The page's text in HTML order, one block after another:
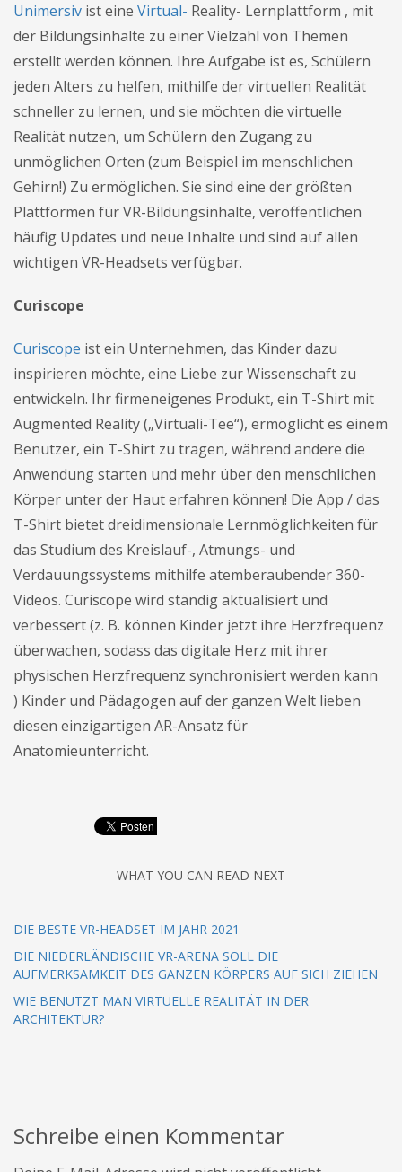
Unimersiv ist eine Virtual- Reality- Lernplattform , mit
der Bildungsinhalte zu einer Vielzahl von Themen
erstellt werden können. Ihre Aufgabe ist es, Schülern
jeden Alters zu helfen, mithilfe der virtuellen Realität
schneller zu lernen, und sie möchten die virtuelle
Realität nutzen, um Schülern den Zugang zu
unmöglichen Orten (zum Beispiel im menschlichen
Gehirn!) Zu ermöglichen. Sie sind eine der größten
Plattformen für VR-Bildungsinhalte, veröffentlichen
häufig Updates und neue Inhalte und sind auf allen
wichtigen VR-Headsets verfügbar.
Curiscope
Curiscope ist ein Unternehmen, das Kinder dazu
inspirieren möchte, eine Liebe zur Wissenschaft zu
entwickeln. Ihr firmeneigenes Produkt, ein T-Shirt mit
Augmented Reality („Virtuali-Tee“), ermöglicht es einem
Benutzer, ein T-Shirt zu tragen, während andere die
Anwendung starten und mehr über den menschlichen
Körper unter der Haut erfahren können! Die App / das
T-Shirt bietet dreidimensionale Lernmöglichkeiten für
das Studium des Kreislauf-, Atmungs- und
Verdauungssystems mithilfe atemberaubender 360-
Videos. Curiscope wird ständig aktualisiert und
verbessert (z. B. können Kinder jetzt ihre Herzfrequenz
überwachen, sodass das digitale Herz mit ihrer
physischen Herzfrequenz synchronisiert werden kann
) Kinder und Pädagogen auf der ganzen Welt lieben
diesen einzigartigen AR-Ansatz für
Anatomieunterricht.
WHAT YOU CAN READ NEXT
DIE BESTE VR-HEADSET IM JAHR 2021
DIE NIEDERLÄNDISCHE VR-ARENA SOLL DIE
AUFMERKSAMKEIT DES GANZEN KÖRPERS AUF SICH ZIEHEN
WIE BENUTZT MAN VIRTUELLE REALITÄT IN DER
ARCHITEKTUR?
Schreibe einen Kommentar